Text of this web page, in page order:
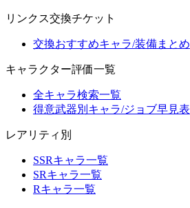
リンクス交換チケット
交換おすすめキャラ/装備まとめ
キャラクター評価一覧
全キャラ検索一覧
得意武器別キャラ/ジョブ早見表
レアリティ別
SSRキャラ一覧
SRキャラ一覧
Rキャラ一覧